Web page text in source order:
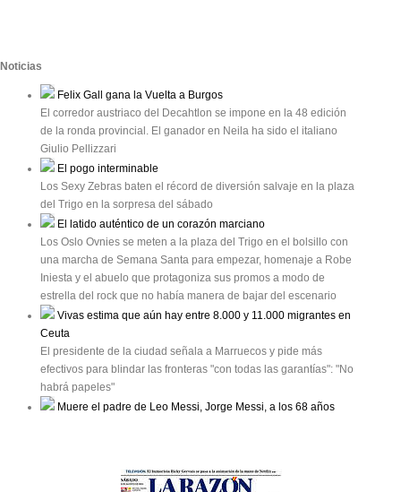
Noticias
Felix Gall gana la Vuelta a Burgos
El corredor austriaco del Decahtlon se impone en la 48 edición
de la ronda provincial. El ganador en Neila ha sido el italiano
Giulio Pellizzari
El pogo interminable
Los Sexy Zebras baten el récord de diversión salvaje en la plaza
del Trigo en la sorpresa del sábado
El latido auténtico de un corazón marciano
Los Oslo Ovnies se meten a la plaza del Trigo en el bolsillo con
una marcha de Semana Santa para empezar, homenaje a Robe
Iniesta y el abuelo que protagoniza sus promos a modo de
estrella del rock que no había manera de bajar del escenario
Vivas estima que aún hay entre 8.000 y 11.000 migrantes en
Ceuta
El presidente de la ciudad señala a Marruecos y pide más
efectivos para blindar las fronteras "con todas las garantías": "No
habrá papeles"
Muere el padre de Leo Messi, Jorge Messi, a los 68 años